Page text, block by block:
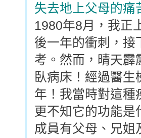
失去地上父母的痛
1980年8月，我正
後一年的衝刺，
考。然而，晴天霹
臥病床！經過醫
年！我當時對這種
更不知它的功能是
成員有父母、兄姐